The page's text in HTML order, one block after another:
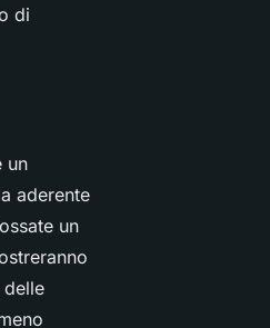
di
un
aderente
un
delle